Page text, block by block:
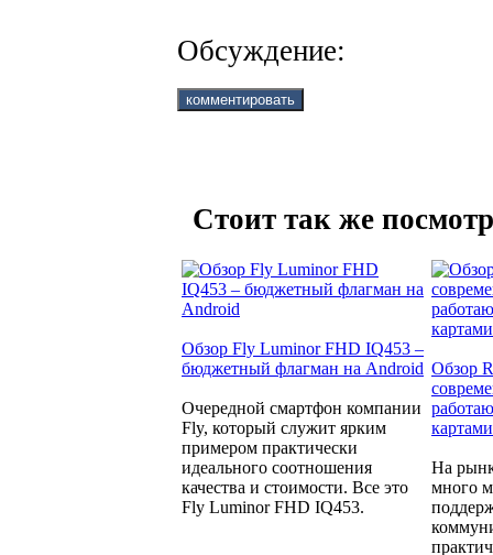
Обсуждение:
Стоит так же
Обзор Fly Luminor FHD IQ453 –
бюджетный флагман на Android
Очередной смартфон компании
Fly, который служит ярким
примером практически
идеального соотношения
качества и стоимости. Все это
Fly Luminor FHD IQ453.
Обзор
картами
На
много